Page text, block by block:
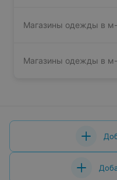
Магазины одежды в
Магазины одежды в